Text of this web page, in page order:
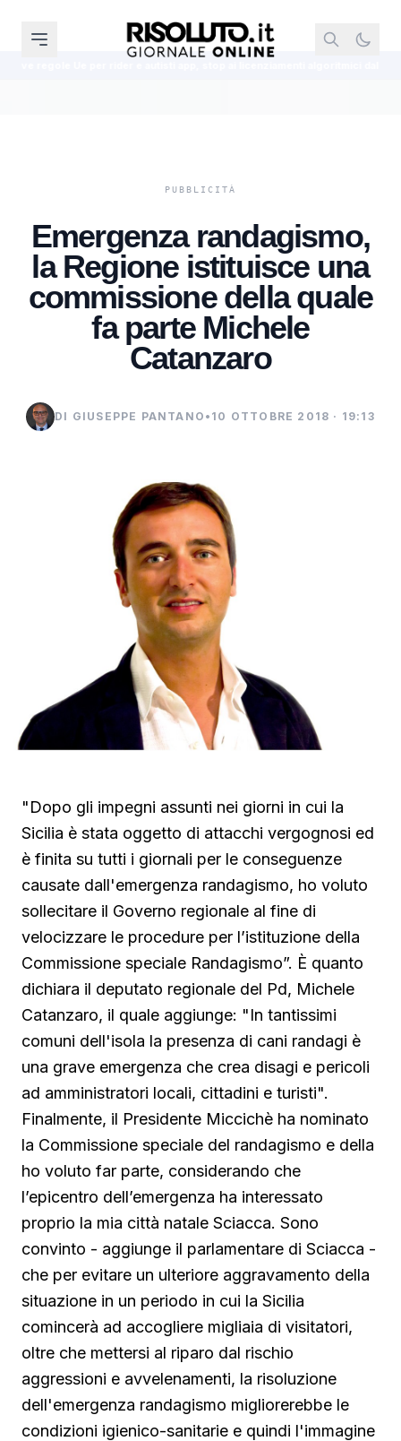
Emergenza randagismo,
la Regione istituisce una
commissione della quale
fa parte Michele
Catanzaro
DI GIUSEPPE PANTANO • 10 OTTOBRE 2018 · 19:13
"Dopo gli impegni assunti nei giorni in cui la
Sicilia è stata oggetto di attacchi vergognosi ed
è finita su tutti i giornali per le conseguenze
causate dall'emergenza randagismo, ho voluto
sollecitare il Governo regionale al fine di
velocizzare le procedure per l’istituzione della
Commissione speciale Randagismo”. È quanto
dichiara il deputato regionale del Pd, Michele
Catanzaro, il quale aggiunge: "In tantissimi
comuni dell'isola la presenza di cani randagi è
una grave emergenza che crea disagi e pericoli
ad amministratori locali, cittadini e turisti".
Finalmente, il Presidente Miccichè ha nominato
la Commissione speciale del randagismo e della
ho voluto far parte, considerando che
l’epicentro dell’emergenza ha interessato
proprio la mia città natale Sciacca. Sono
convinto - aggiunge il parlamentare di Sciacca -
che per evitare un ulteriore aggravamento della
situazione in un periodo in cui la Sicilia
comincerà ad accogliere migliaia di visitatori,
oltre che mettersi al riparo dal rischio
aggressioni e avvelenamenti, la risoluzione
dell'emergenza randagismo migliorerebbe le
condizioni igienico-sanitarie e quindi l'immagine